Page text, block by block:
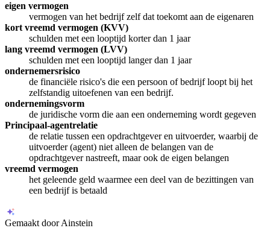
eigen vermogen
vermogen van het bedrijf zelf dat toekomt aan de eigenaren
kort vreemd vermogen (KVV)
schulden met een looptijd korter dan 1 jaar
lang vreemd vermogen (LVV)
schulden met een looptijd langer dan 1 jaar
ondernemersrisico
de financiële risico's die een persoon of bedrijf loopt bij het
zelfstandig uitoefenen van een bedrijf.
ondernemingsvorm
de juridische vorm die aan een onderneming wordt gegeven
Principaal-agentrelatie
de relatie tussen een opdrachtgever en uitvoerder, waarbij de
uitvoerder (agent) niet alleen de belangen van de
opdrachtgever nastreeft, maar ook de eigen belangen
vreemd vermogen
het geleende geld waarmee een deel van de bezittingen van
een bedrijf is betaald
Gemaakt door Ainstein